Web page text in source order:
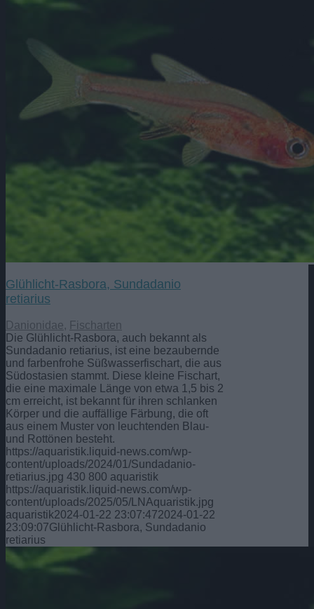
Glühlicht-Rasbora, Sundadanio
retiarius
Danionidae, Fischarten
Die Glühlicht-Rasbora, auch bekannt als
Sundadanio retiarius, ist eine bezaubernde
und farbenfrohe Süßwasserfischart, die aus
Südostasien stammt. Diese kleine Fischart,
die eine maximale Länge von etwa 1,5 bis 2
cm erreicht, ist bekannt für ihren schlanken
Körper und die auffällige Färbung, die oft
aus einem Muster von leuchtenden Blau-
und Rottönen besteht.
https://aquaristik.liquid-news.com/wp-
content/uploads/2024/01/Sundadanio-
retiarius.jpg 430 800 aquaristik
https://aquaristik.liquid-news.com/wp-
content/uploads/2025/05/LNAquaristik.jpg
aquaristik2024-01-22 23:07:472024-01-22
23:09:07Glühlicht-Rasbora, Sundadanio
retiarius